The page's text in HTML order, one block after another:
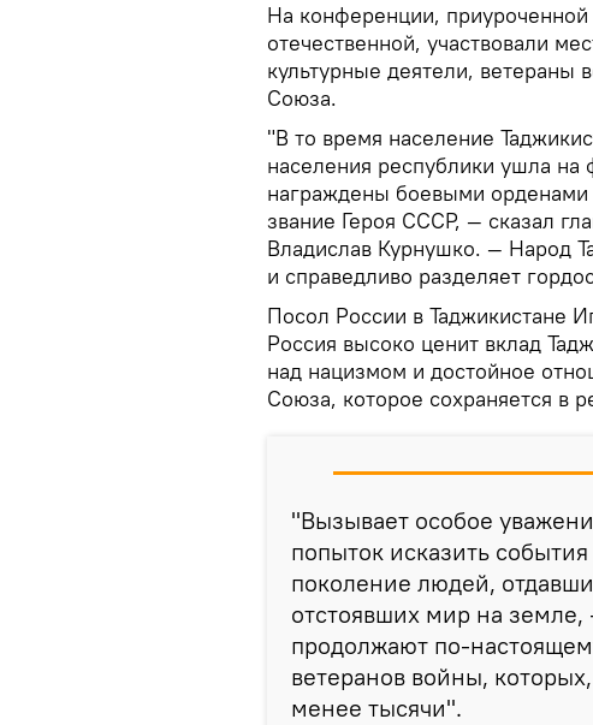
На конференции,
отечественной, участвовали
культурные деятели,
Союза.
"В то время население
населения республики ушла
награждены боевыми
звание Героя СССР, — сказал
Владислав Курнушко. — Народ
и справедливо разделяет
Посол России в Таджикистане
Россия высоко ценит вклад
над нацизмом и достойное
Союза, которое сохраняется в
"Вызывает особое
попыток исказить
поколение людей,
отстоявших мир на
продолжают по-
ветеранов войны,
менее тысячи".